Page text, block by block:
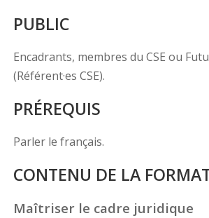
PUBLIC
Encadrants, membres du CSE ou
(Référent·es CSE).
PRÉREQUIS
Parler le français.
CONTENU DE LA
Maîtriser le cadre juridique